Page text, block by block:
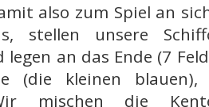
also zum Spiel an
stellen unsere
an das Ende (7
(die kleinen blauen),
mischen die